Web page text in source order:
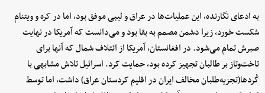
به ادعای نگارنده،‌ این عملیات‌ها در عراق و لیبی موفق بود، اما در کره و ویتنام
شکست خورد، زیرا دشمن مصمم به بقا بود و می‌دانست که آمریکا در نهایت
صبرش تمام می‌شود. در افغانستان، آمریکا از ائتلاف شمال که آنها برای
تاخت‌وتاز بر طالبان تجهیز کرده بود، حمایت کرد. اسرائیل تلاش مشابهی با
کُردها(تجزیه‌طلبان مخالف ایران در اقلیم کردستان عراق) داشت، اما توسط